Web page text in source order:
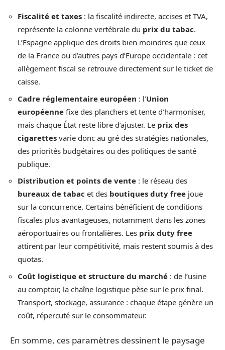
Fiscalité et taxes : la fiscalité indirecte, accises et TVA,
représente la colonne vertébrale du prix du tabac.
L’Espagne applique des droits bien moindres que ceux
de la France ou d’autres pays d’Europe occidentale : cet
allègement fiscal se retrouve directement sur le ticket de
caisse.
Cadre réglementaire européen : l’Union
européenne fixe des planchers et tente d’harmoniser,
mais chaque État reste libre d’ajuster. Le prix des
cigarettes varie donc au gré des stratégies nationales,
des priorités budgétaires ou des politiques de santé
publique.
Distribution et points de vente : le réseau des
bureaux de tabac et des boutiques duty free joue
sur la concurrence. Certains bénéficient de conditions
fiscales plus avantageuses, notamment dans les zones
aéroportuaires ou frontalières. Les prix duty free
attirent par leur compétitivité, mais restent soumis à des
quotas.
Coût logistique et structure du marché : de l’usine
au comptoir, la chaîne logistique pèse sur le prix final.
Transport, stockage, assurance : chaque étape génère un
coût, répercuté sur le consommateur.
En somme, ces paramètres dessinent le paysage